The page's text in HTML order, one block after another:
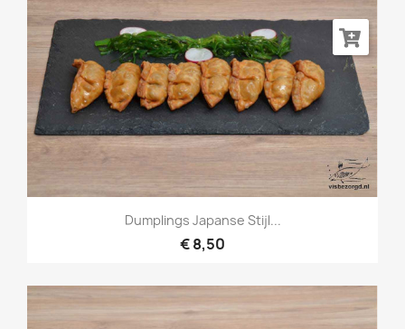
Dumplings Japanse Stijl...
€ 8,50